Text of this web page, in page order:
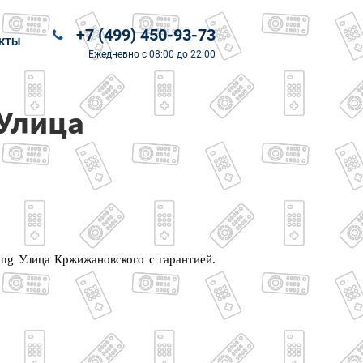
+7 (499) 450-93-73
Ежедневно с 08:00 до 22:00
Улица Кржижановского с гарантией.